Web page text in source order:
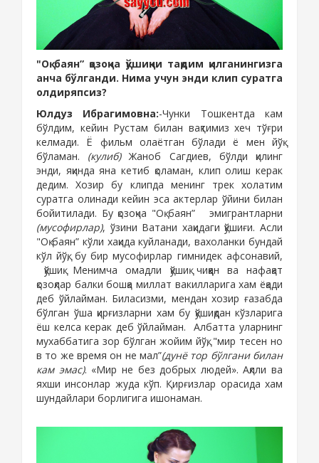
"Оқ баян” қозоқча қўшиқни тақдим қилганингизга
анча бўлганди. Нима учун энди клип суратга
олдиряпсиз?
Юлдуз Ибрагимовна:-Чунки Тошкентда кам
бўлдим, кейин Рустам билан вақтимиз хеч тўғри
келмади. Ё фильм олаётган бўлади ё мен йўқ
бўламан. (кулиб)Жаноб Сагдиев, бўлди қилинг
энди, яқинда яна кетиб қоламан, клип олиш керак
дедим.Хозир бу клипда менинг трек холатим
суратга олинади кейин эса актерлар ўйини билан
бойитилади. Бу қозоқча "Оқ баян”
эмигрантларни
(мусофирлар), ўзини Ватани хақидаги қўшиғи. Асли
"Оқ баян” кўли хақида куйланади, вахоланки бундай
кўл йўқ, бу бир мусофирлар гимнидек афсонавий,
қўшиқ. Менимча омадли қўшиқ чиққан ва нафақат
қозоқлар балки бошқа миллат вакилларига хам ёқади
деб ўйлайман. Биласизми, мендан хозир ғазабда
бўлган ўша қирғизларни хам бу қўшиқдан кўзларига
ёш келса керак деб ўйлайман.
Албатта уларнинг
мухаббатига зор бўлган жойим йўқ, "мир тесен но
в то же время он не мал”(дунё тор бўлгани билан
кам эмас). «Мир не без добрых людей». Ақлли ва
яхши инсонлар жуда кўп. Қирғизлар орасида хам
шундайлари борлигига ишонаман.